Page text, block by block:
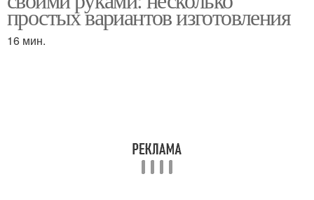
простых вариантов изготовления
16 мин.